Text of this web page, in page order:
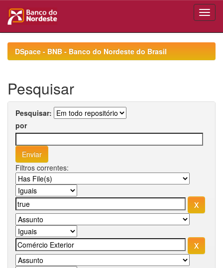
navigationDSpace - BNB - Banco do Nordeste do Brasil
Pesquisar
Pesquisar:
por
Filtros correntes: